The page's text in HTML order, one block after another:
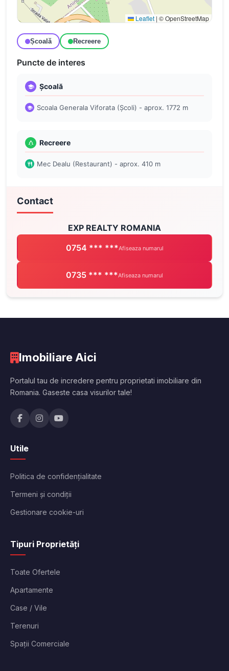
Leaflet | © OpenStreetMap
Școală Recreere
Puncte de interes
Școală
Scoala Generala Viforata (Școli) - aprox. 1772 m
Recreere
Mec Dealu (Restaurant) - aprox. 410 m
Contact
EXP REALTY ROMANIA
0754 *** ***Afiseaza numarul
0735 *** ***Afiseaza numarul
Imobiliare Aici
Portalul tau de incredere pentru proprietati imobiliare din
Romania. Gaseste casa visurilor tale!
Utile
Politica de confidențialitate
Termeni și condiții
Gestionare cookie-uri
Tipuri Proprietăți
Toate Ofertele
Apartamente
Case / Vile
Terenuri
Spații Comerciale